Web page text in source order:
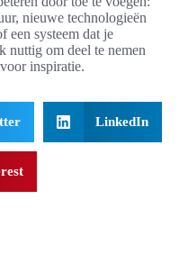
nieuwe technologieën
een systeem dat je
nuttig om deel te nemen
inspiratie.
LinkedIn